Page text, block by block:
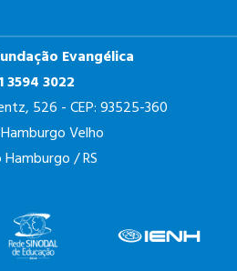
Evangélica
3594 3022
526 - CEP: 93525-360
Velho
/ RS